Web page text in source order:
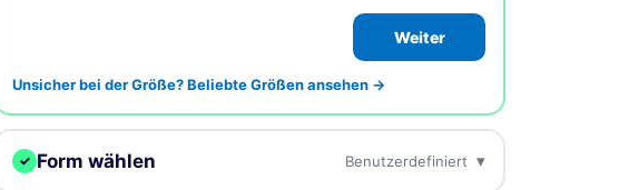
Weiter
Unsicher bei der Größe? Beliebte Größen ansehen →
✓ Form wählen Benutzerdefiniert ▾